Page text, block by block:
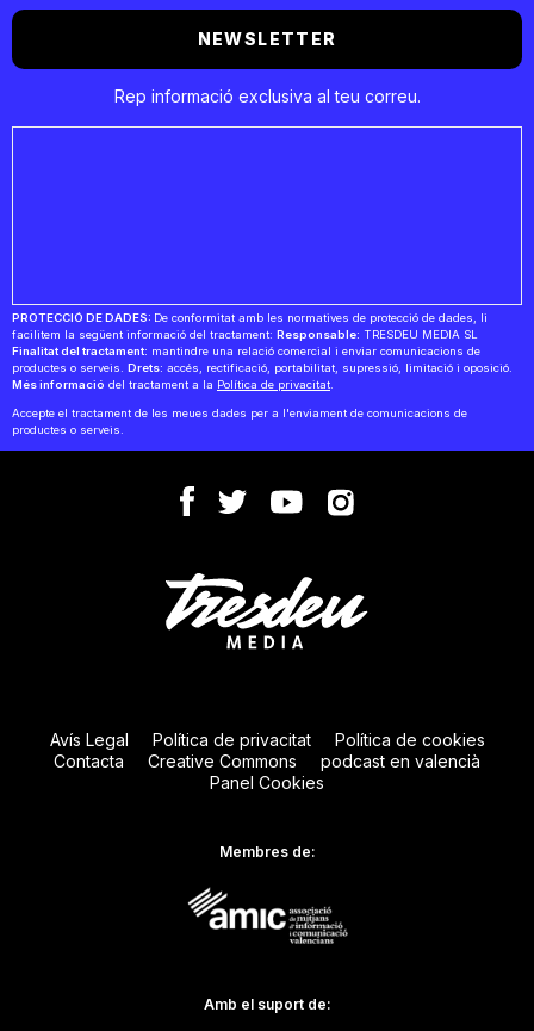
NEWSLETTER
Rep informació exclusiva al teu correu.
PROTECCIÓ DE DADES: De conformitat amb les normatives de protecció de dades, li
facilitem la següent informació del tractament: Responsable: TRESDEU MEDIA SL
Finalitat del tractament: mantindre una relació comercial i enviar comunicacions de
productes o serveis. Drets: accés, rectificació, portabilitat, supressió, limitació i oposició.
Més informació del tractament a la Política de privacitat.
Accepte el tractament de les meues dades per a l'enviament de comunicacions de
productes o serveis.
Avís Legal Política de privacitat
Política de cookies
Contacta
Creative Commons
podcast en valencià
Panel Cookies
Membres de:
Amb el suport de: